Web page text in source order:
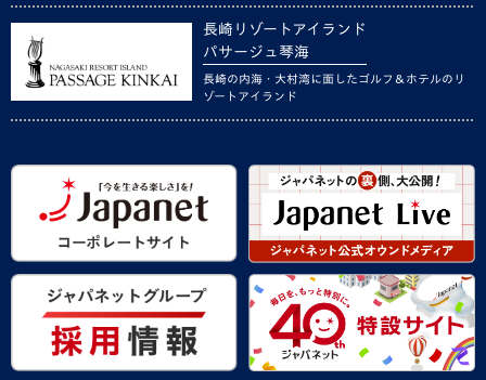
長崎リゾートアイランド
パサージュ琴海
長崎の内海・大村湾に面したゴルフ＆ホテルのリ
ゾートアイランド